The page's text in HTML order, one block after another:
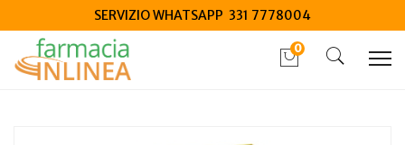
SERVIZIO WHATSAPP 331 7778004
0